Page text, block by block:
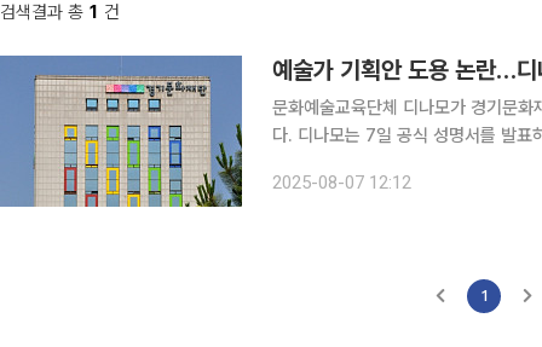
검색결과 총 1 건
예술가 기획안 도용 논란…
문화예술교육단체 디나모가 경기문
다. 디나모는 7일 공식 성명서를 발표하고, 기획 아이디어 도용 방지를 위한 제도적 대책 마련과 절
기상상캠퍼스 교육연구 프로그램 개
2025-08-07 12:12
1